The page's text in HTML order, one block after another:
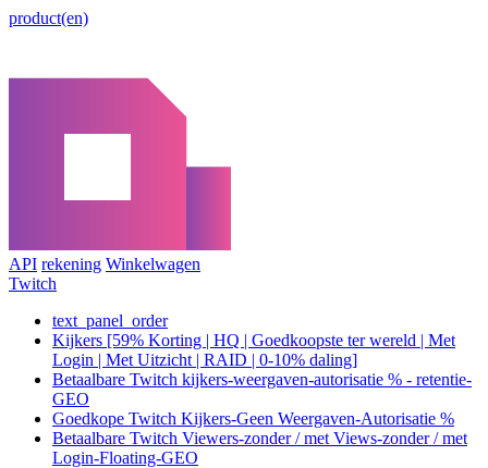
product(en)
API rekening Winkelwagen
Twitch
text_panel_order
Kijkers [59% Korting | HQ | Goedkoopste ter wereld | Met
Login | Met Uitzicht | RAID | 0-10% daling]
Betaalbare Twitch kijkers-weergaven-autorisatie % - retentie-
GEO
Goedkope Twitch Kijkers-Geen Weergaven-Autorisatie %
Betaalbare Twitch Viewers-zonder / met Views-zonder / met
Login-Floating-GEO